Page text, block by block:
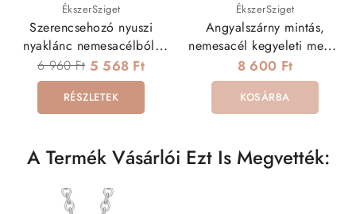
ÉkszerSziget
Szerencsehozó nyuszi
nyaklánc nemesacélból,
rózsaarany bevonattal
6 960 Ft 5 568 Ft
RÉSZLETEK
ÉkszerSziget
Angyalszárny mintás,
nemesacél kegyeleti medál
nyakláncon, tölcsérrel
8 600 Ft
KOSÁRBA
A Termék Vásárlói Ezt Is Megvették: